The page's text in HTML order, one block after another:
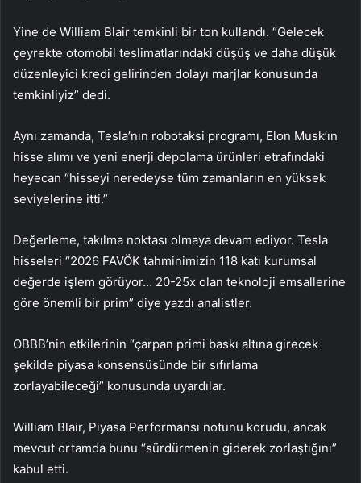
Yine de William Blair temkinli bir ton kullandı. “Gelecek
çeyrekte otomobil teslimatlarındaki düşüş ve daha düşük
düzenleyici kredi gelirinden dolayı marjlar konusunda
temkinliyiz” dedi.
Aynı zamanda, Tesla’nın robotaksi programı, Elon Musk’ın
hisse alımı ve yeni enerji depolama ürünleri etrafındaki
heyecan “hisseyi neredeyse tüm zamanların en yüksek
seviyelerine itti.”
Değerleme, takılma noktası olmaya devam ediyor. Tesla
hisseleri “2026 FAVÖK tahminimizin 118 katı kurumsal
değerde işlem görüyor… 20-25x olan teknoloji emsallerine
göre önemli bir prim” diye yazdı analistler.
OBBB’nin etkilerinin “çarpan primi baskı altına girecek
şekilde piyasa konsensüsünde bir sıfırlama
zorlayabileceği” konusunda uyardılar.
William Blair, Piyasa Performansı notunu korudu, ancak
mevcut ortamda bunu “sürdürmenin giderek zorlaştığını”
kabul etti.